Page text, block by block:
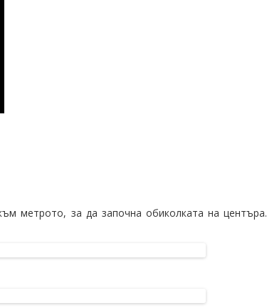
метрото, за да започна обиколката на центъра.